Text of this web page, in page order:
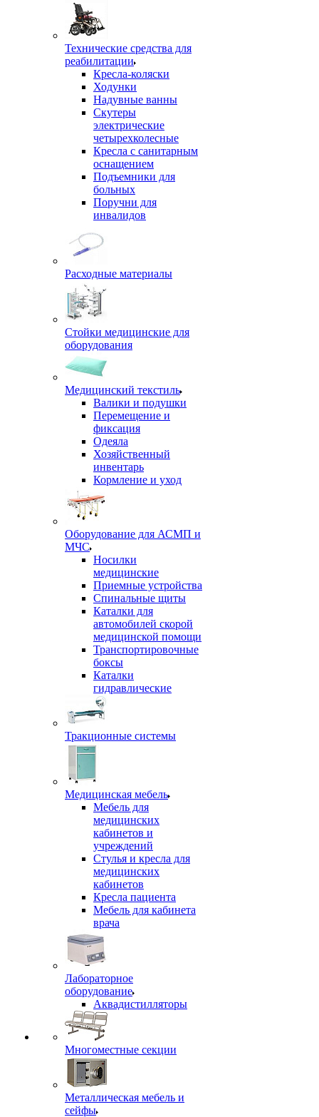
Технические средства для
реабилитации
Кресла-коляски
Ходунки
Надувные ванны
Скутеры
электрические
четырехколесные
Кресла с санитарным
оснащением
Подъемники для
больных
Поручни для
инвалидов
Расходные материалы
Стойки медицинские для
оборудования
Медицинский текстиль
Валики и подушки
Перемещение и
фиксация
Одеяла
Хозяйственный
инвентарь
Кормление и уход
Оборудование для АСМП и
МЧС
Носилки
медицинские
Приемные устройства
Спинальные щиты
Каталки для
автомобилей скорой
медицинской помощи
Транспортировочные
боксы
Каталки
гидравлические
Тракционные системы
Медицинская мебель
Мебель для
медицинских
кабинетов и
учреждений
Стулья и кресла для
медицинских
кабинетов
Кресла пациента
Мебель для кабинета
врача
Лабораторное
оборудование
Аквадистилляторы
Многоместные секции
Металлическая мебель и
сейфы